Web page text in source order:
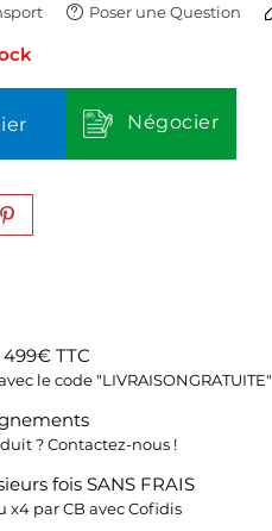
Poser une Question
Négocier
TTC
le code "LIVRAISONGRATUITE"
? Contactez-nous !
fois SANS FRAIS
x4 par CB avec Cofidis